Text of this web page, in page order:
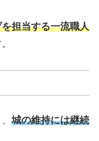
担当する一流職人
城の維持には継続